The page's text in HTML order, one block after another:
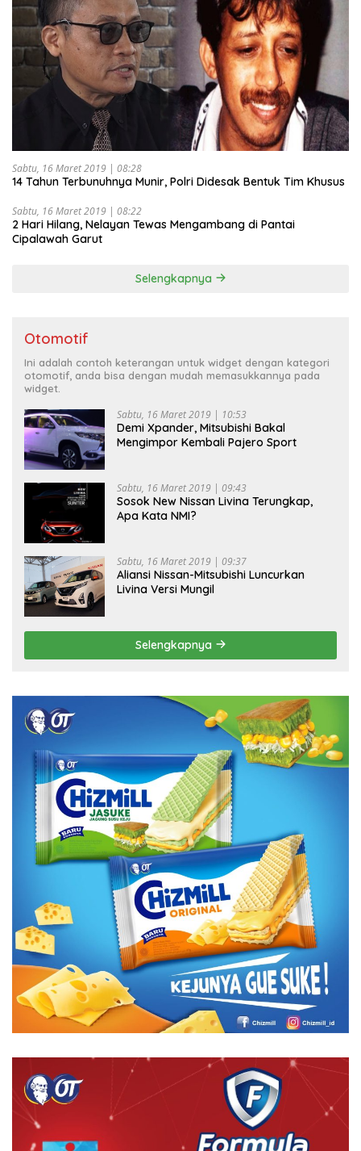
Sabtu, 16 Maret 2019 | 08:28
14 Tahun Terbunuhnya Munir, Polri Didesak Bentuk Tim Khusus
Sabtu, 16 Maret 2019 | 08:22
2 Hari Hilang, Nelayan Tewas Mengambang di Pantai
Cipalawah Garut
Selengkapnya
Otomotif
Ini adalah contoh keterangan untuk widget dengan kategori
otomotif, anda bisa dengan mudah memasukkannya pada
widget.
Sabtu, 16 Maret 2019 | 10:53
Demi Xpander, Mitsubishi Bakal
Mengimpor Kembali Pajero Sport
Sabtu, 16 Maret 2019 | 09:43
Sosok New Nissan Livina Terungkap,
Apa Kata NMI?
Sabtu, 16 Maret 2019 | 09:37
Aliansi Nissan-Mitsubishi Luncurkan
Livina Versi Mungil
Selengkapnya